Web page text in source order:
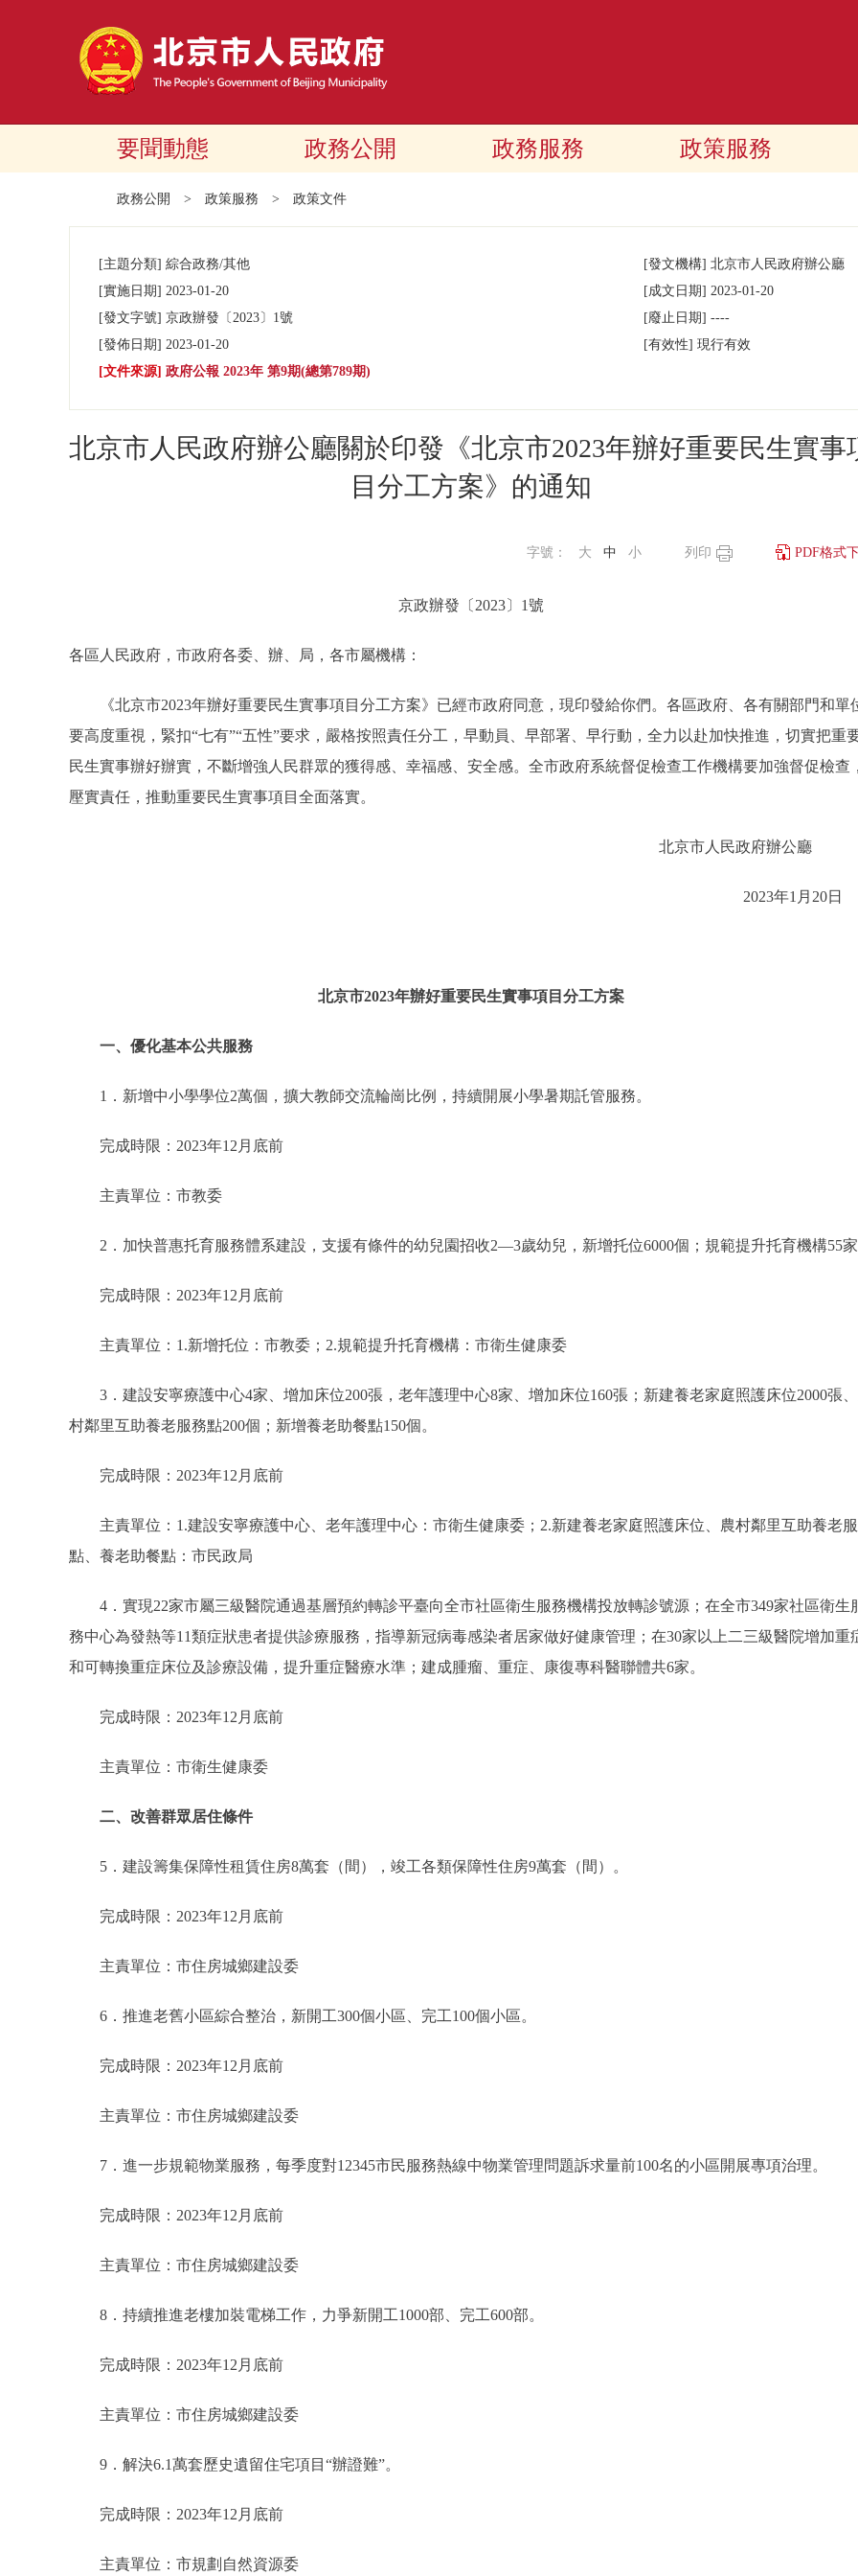
要聞動態 政務公開 政務服務 政策服務
政務公開 > 政策服務 > 政策文件
[主題分類] 綜合政務/其他 [發文機構] 北京市人民政府辦公廳
[實施日期] 2023-01-20 [成文日期] 2023-01-20
[發文字號] 京政辦發 〔2023〕 1號 [廢止日期] ----
[發佈日期] 2023-01-20 [有效性] 現行有效
[文件來源] 政府公報 2023年 第9期(總第789期)
北京市人民政府辦公廳關於印發《北京市2023年辦好重要民生實事
目分工方案》的通知
PDF格式
列印
字號： 大 中 小
京政辦發〔2023〕1號
各區人民政府，市政府各委、辦、局，各市屬機構：
《北京市2023年辦好重要民生實事項目分工方案》已經市政府同意，現印發給你們。各區政府、各有關部門和單
要高度重視，緊扣“七有”“五性”要求，嚴格按照責任分工，早動員、早部署、早行動，全力以赴加快推進，切實把重
民生實事辦好辦實，不斷增強人民群眾的獲得感、幸福感、安全感。全市政府系統督促檢查工作機構要加強督促檢查，
壓實責任，推動重要民生實事項目全面落實。
北京市人民政府辦公
2023年1月20
北京市2023年辦好重要民生實事項目分工方案
一、優化基本公共服務
1．新增中小學學位2萬個，擴大教師交流輪崗比例，持續開展小學暑期託管服務。
完成時限：2023年12月底前
主責單位：市教委
2．加快普惠托育服務體系建設，支援有條件的幼兒園招收2—3歲幼兒，新增托位6000個；規範提升托育機構55家
完成時限：2023年12月底前
主責單位：1.新增托位：市教委；2.規範提升托育機構：市衛生健康委
3．建設安寧療護中心4家、增加床位200張，老年護理中心8家、增加床位160張；新建養老家庭照護床位2000張
村鄰里互助養老服務點200個；新增養老助餐點150個。
完成時限：2023年12月底前
主責單位：1.建設安寧療護中心、老年護理中心：市衛生健康委；2.新建養老家庭照護床位、農村鄰里互助養老
點、養老助餐點：市民政局
4．實現22家市屬三級醫院通過基層預約轉診平臺向全市社區衛生服務機構投放轉診號源；在全市349家社區衛生
務中心為發熱等11類症狀患者提供診療服務，指導新冠病毒感染者居家做好健康管理；在30家以上二三級醫院增加重
和可轉換重症床位及診療設備，提升重症醫療水準；建成腫瘤、重症、康復專科醫聯體共6家。
完成時限：2023年12月底前
主責單位：市衛生健康委
二、改善群眾居住條件
5．建設籌集保障性租賃住房8萬套（間），竣工各類保障性住房9萬套（間）。
完成時限：2023年12月底前
主責單位：市住房城鄉建設委
6．推進老舊小區綜合整治，新開工300個小區、完工100個小區。
完成時限：2023年12月底前
主責單位：市住房城鄉建設委
7．進一步規範物業服務，每季度對12345市民服務熱線中物業管理問題訴求量前100名的小區開展專項治理。
完成時限：2023年12月底前
主責單位：市住房城鄉建設委
8．持續推進老樓加裝電梯工作，力爭新開工1000部、完工600部。
完成時限：2023年12月底前
主責單位：市住房城鄉建設委
9．解決6.1萬套歷史遺留住宅項目“辦證難”。
完成時限：2023年12月底前
主責單位：市規劃自然資源委